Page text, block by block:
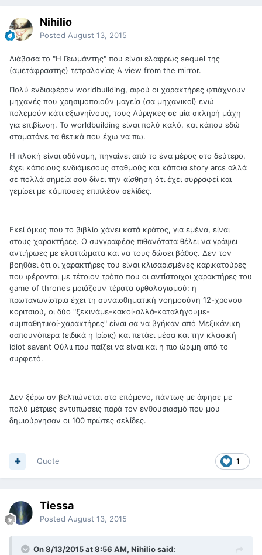
Nihilio
Posted August 13, 2015
Διάβασα το "Η Γεωμάντης" που είναι ελαφρώς sequel της
(αμετάφραστης) τετραλογίας A view from the mirror.
Πολύ ενδιαφέρον worldbuilding, αφού οι χαρακτήρες φτιάχνουν
μηχανές που χρησιμοποιούν μαγεία (σα μηχανικοί) ενώ
πολεμούν κάτι εξωγηίνους, τους Λύριγκες σε μία σκληρή μάχη
για επιβίωση. To worldbuilding είναι πολύ καλό, και κάπου εδώ
σταματάνε τα θετικά που έχω να πω.
Η πλοκή είναι αδύναμη, πηγαίνει από το ένα μέρος στο δεύτερο,
έχει κάποιους ενδιάμεσους σταθμούς και κάποια story arcs αλλά
σε πολλά σημεία σου δίνει την αίσθηση ότι έχει συρραφεί και
γεμίσει με κάμποσες επιπλέον σελίδες.
Εκεί όμως που το βιβλίο χάνει κατά κράτος, για εμένα, είναι
στους χαρακτήρες. Ο συγγραφέας πιθανότατα θέλει να γράψει
αντιήρωες με ελαττώματα και να τους δώσει βάθος. Δεν τον
βοηθάει ότι οι χαρακτήρες του είναι κλισαρισμένες καρικατούρες
που φέρονται με τέτοιον τρόπο που οι αντίστοιχοι χαρακτήρες του
game of thrones μοιάζουν τέρατα ορθολογισμού: η
πρωταγωνίστρια έχει τη συναισθηματική νοημοσύνη 12-χρονου
κοριτσιού, οι δύο "ξεκινάμε-κακοί-αλλά-καταλήγουμε-
συμπαθητικοί-χαρακτήρες" είναι σα να βγήκαν από Μεξικάνικη
σαπουνόπερα (ειδικά η Ιρίσις) και πετάει μέσα και την κλασική
idiot savant Ούλιι που παίζει να είναι και η πιο ώριμη από το
συρφετό.
Δεν ξέρω αν βελτιώνεται στο επόμενο, πάντως με άφησε με
πολύ μέτριες εντυπώσεις παρά τον ενθουσιασμό που μου
δημιούργησαν οι 100 πρώτες σελίδες.
1
Quote
Tiessa
Posted August 13, 2015
On 8/13/2015 at 8:56 AM, Nihilio said: